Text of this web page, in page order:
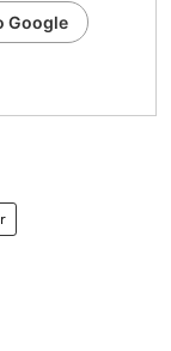
Google